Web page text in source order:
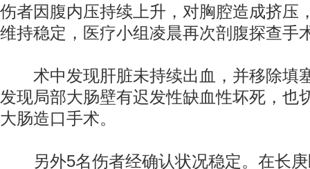
伤者因腹内压持续上升，对胸腔造成挤压
维持稳定，医疗小组凌晨再次剖腹探查手
术中发现肝脏未持续出血，并移除填
发现局部大肠壁有迟发性缺血性坏死，也
大肠造口手术。
另外5名伤者经确认状况稳定。在长庚